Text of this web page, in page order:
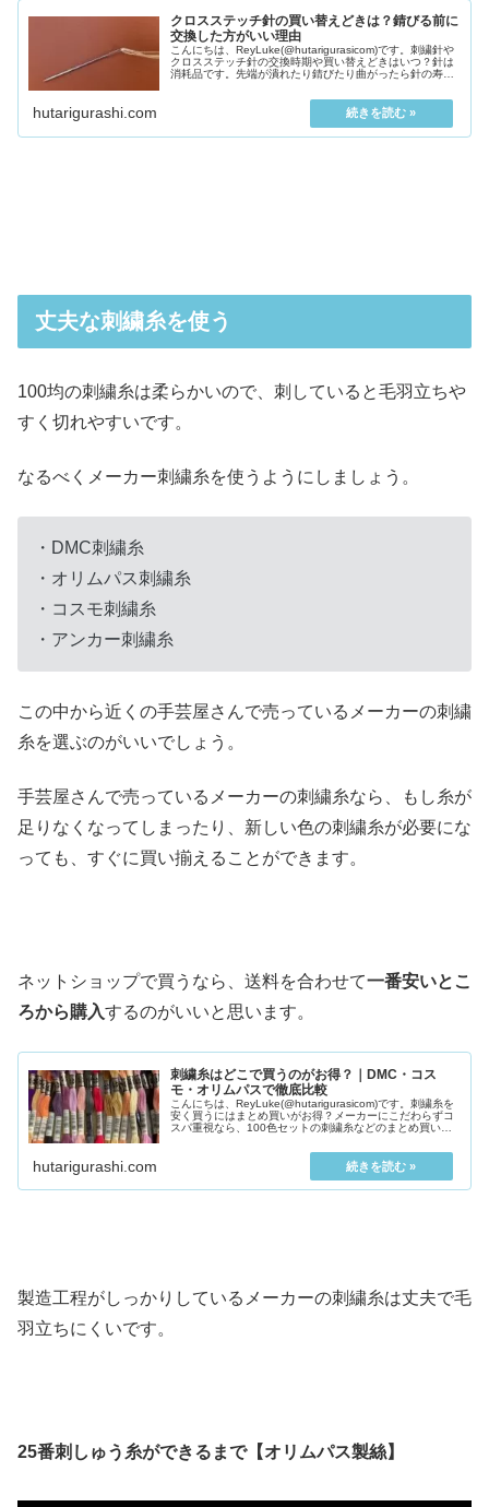
クロスステッチ針の買い替えどきは？錆びる前に
交換した方がいい理由
こんにちは、ReyLuke(@hutarigurasicom)です。刺繍針や
クロスステッチ針の交換時期や買い替えどきはいつ？針は
消耗品です。先端が潰れたり錆びたり曲がったら針の寿命
hutarigurashi.com
丈夫な刺繍糸を使う
100均の刺繍糸は柔らかいので、刺していると毛羽立ちや
すく切れやすいです。
なるべくメーカー刺繍糸を使うようにしましょう。
・DMC刺繍糸
・オリムパス刺繍糸
・コスモ刺繍糸
・アンカー刺繍糸
この中から近くの手芸屋さんで売っているメーカーの刺繍
糸を選ぶのがいいでしょう。
手芸屋さんで売っているメーカーの刺繍糸なら、もし糸が
足りなくなってしまったり、新しい色の刺繍糸が必要にな
っても、すぐに買い揃えることができます。
ネットショップで買うなら、送料を合わせて一番安いとこ
ろから購入するのがいいと思います。
刺繍糸はどこで買うのがお得？｜DMC・コス
モ・オリムパスで徹底比較
こんにちは、ReyLuke(@hutarigurasicom)です。刺繍糸を
安く買うにはまとめ買いがお得？メーカーにこだわらずコ
スパ重視なら、100色セットの刺繍糸などのまとめ買いも
hutarigurashi.com
製造工程がしっかりしているメーカーの刺繍糸は丈夫で毛
羽立ちにくいです。
25番刺しゅう糸ができるまで【オリムパス製絲】